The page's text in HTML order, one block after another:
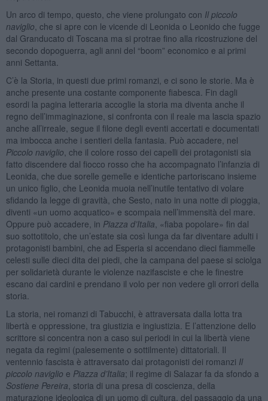
Un arco di tempo, questo, che viene prolungato con Il piccolo
naviglio , che si apre con le vicende di Leonida o Leonido che fugge
dal Granducato di Toscana ma si protrae fino alla ricostruzione del
secondo dopoguerra, agli anni del “boom” economico e ai primi
anni Settanta.
C’è la Storia, in questi due primi romanzi, e ci sono le storie. Ma è
anche presente una costante componente fiabesca. Fin dagli
esordi la pagina letteraria accoglie la storia ma diventa anche il
regno dell’immaginazione, si confronta con il reale ma lascia spazio
anche all’irreale, segue il filone degli eventi accertati e documentati
ma imbocca anche i sentieri della fantasia. Può accadere, nel
Piccolo naviglio , che il colore rosso dei capelli dei protagonisti sia
fatto discendere dal fiocco rosso che ha accompagnato l’infanzia di
Leonida, che due sorelle gemelle e identiche partoriscano insieme
un unico figlio, che Leonida muoia nell’inutile tentativo di volare
sfidando la legge di gravità, che Sesto, nato in una notte di pioggia,
diventi «un uomo acquatico» e scompaia nell’immensità del mare.
Oppure può accadere, in Piazza d’Italia , «fiaba popolare» fin dal
suo sottotitolo, che un’estate sia così lunga da far diventare adulti i
protagonisti bambini, che ad Esperia si accendano dieci fiammelle
celesti sulle dieci dita dei piedi, che la campana del paese si sciolga
per solidarietà durante le violenze nazifasciste e che le finestre
escano dai cardini e prendano il volo per non vedere gli orrori della
storia.
La storia, nei romanzi di Tabucchi, è attraversata dalla lotta tra
libertà e oppressione, tra giustizia e ingiustizia. E l’attenzione dello
scrittore si concentra non a caso sui periodi in cui la libertà viene
negata da regimi (palesemente o sottilmente) dittatoriali. Il
ventennio fascista è attraversato dai protagonisti dei romanzi Il
piccolo naviglio e Piazza d’Italia; il regime di Salazar fa da sfondo a
Sostiene Pereira , storia di una presa di coscienza, della
maturazione ideologica di un uomo di cultura, del passaggio da una